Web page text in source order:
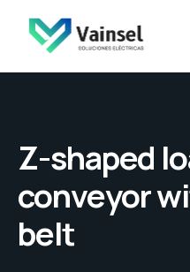
Z-shaped
conveyor
belt